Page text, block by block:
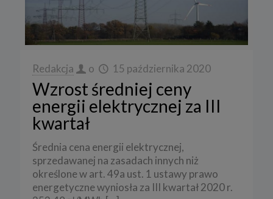
Redakcja o 15 października 2020
Wzrost średniej ceny
energii elektrycznej za III
kwartał
Średnia cena energii elektrycznej,
sprzedawanej na zasadach innych niż
określone w art. 49a ust. 1 ustawy prawo
energetyczne wyniosła za III kwartał 2020 r.